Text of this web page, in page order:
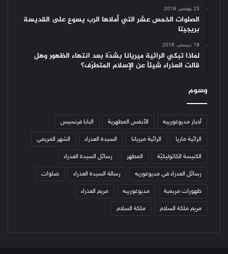
23 نوفمبر، 2019
الصلوات الخمس عشر التي أملاها الرب يسوع على القديسة
بريجيتا
19 ديسمبر، 2016
لماذا تبكي الرائية ميريانا بشدّة بعد انتهاء الظهور وهل
قالت العذراء شيئاً عن الإسلام المتطرّف؟
وسوم
أخبار مديوغورييه الأنفس المطهرية البابا فرنسيس
الرائية ماريا الرائية ميريانا السيدة العذراء الشهر المريمي
الكنيسة الكاثوليكيّة المطهر رسائل السيدة العذراء
رسائل العذراء في مديوغوريه رسالة السيدة العذراء صلوات
ظهورات مريمية مديوغورييه مريم العذراء
مريم ملكة السلام ملكة السلام